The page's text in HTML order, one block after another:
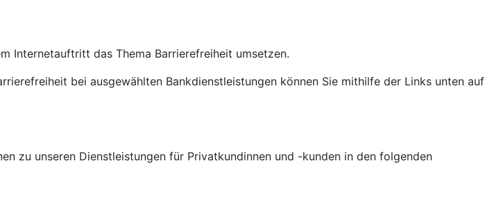
Internetauftritt das Thema Barrierefreiheit umsetzen.
bei ausgewählten Bankdienstleistungen können Sie mithilfe der Links unten auf
zu unseren Dienstleistungen für Privatkundinnen und -kunden in den folgenden